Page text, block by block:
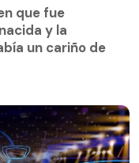
y la
un cariño de
que fue
y la
un cariño de